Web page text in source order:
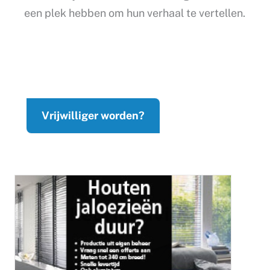
een plek hebben om hun verhaal te vertellen.
Vrijwilliger worden?